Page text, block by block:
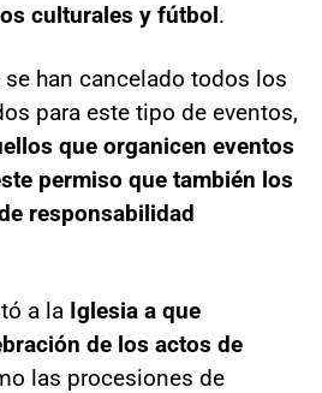
culturales y fútbol.
se han cancelado todos los
para este tipo de eventos,
que organicen eventos
permiso que también los
responsabilidad
a la Iglesia a que
de los actos de
las procesiones de